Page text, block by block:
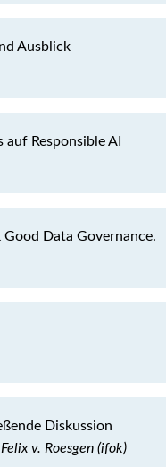
Ausblick
Responsible AI
Good Data Governance.
Diskussion
v. Roesgen (ifok)